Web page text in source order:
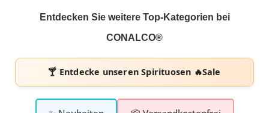
Entdecken Sie weitere Top-Kategorien bei
CONALCO®
🍸 Entdecke unserenSpirituosen 🔥Sale